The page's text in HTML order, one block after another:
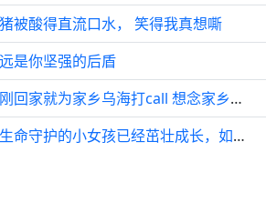
被酸得直流口水， 笑得我真想嘶
是你坚强的后盾
杨家玉刚回家就为家乡乌海打call 想念家乡的沙漠越野和乌海湖
你曾用生命守护的小女孩已经茁壮成长，如今成了你的儿媳 龚俊 张慧雯 龚俊